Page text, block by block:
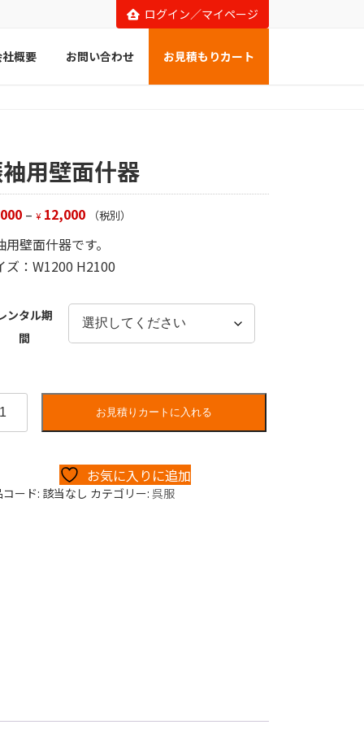
ログイン／マイページ
概要 お問い合わせ お見積もりカート
用壁面什器
–¥ 12,000 （税別）
用壁面什器です。
ズ：W1200 H2100
ンタル期
間
お見積りカートに入れる
お気に入りに追加
ード: 該当なし カテゴリー:呉服